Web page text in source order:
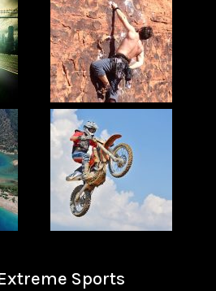
Sports